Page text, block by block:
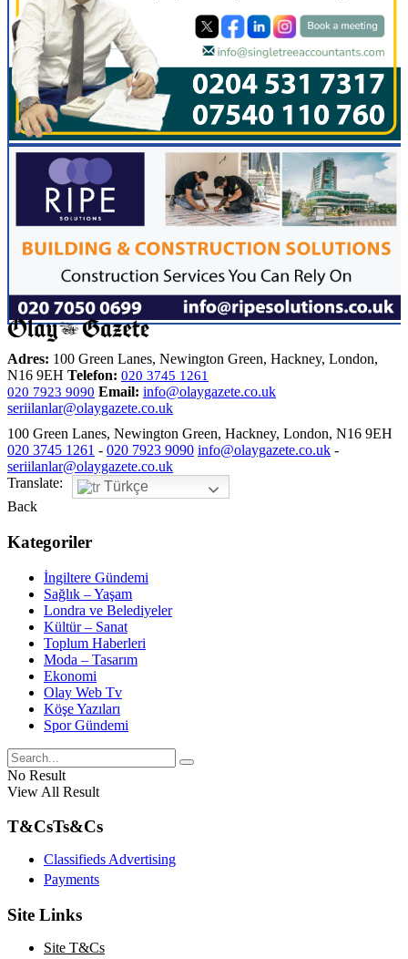
Adres: 100 Green Lanes, Newington Green, Hackney, London,
N16 9EH Telefon: 020 3745 1261
020 7923 9090 Email: info@olaygazete.co.uk
seriilanlar@olaygazete.co.uk
100 Green Lanes, Newington Green, Hackney, London, N16 9EH
020 3745 1261 - 020 7923 9090 info@olaygazete.co.uk -
seriilanlar@olaygazete.co.uk
Translate:
Türkçe
Back
Kategoriler
İngiltere Gündemi
Sağlık – Yaşam
Londra ve Belediyeler
Kültür – Sanat
Toplum Haberleri
Moda – Tasarım
Ekonomi
Olay Web Tv
Köşe Yazıları
Spor Gündemi
No Result
View All Result
T&CsTs&Cs
Classifieds Advertising
Payments
Site Links
Site T&Cs